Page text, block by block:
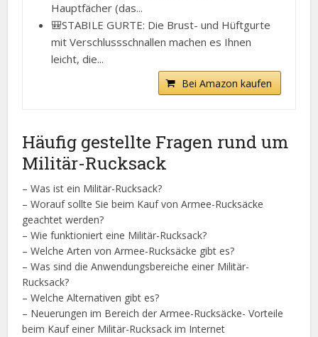
Hauptfächer (das...
🎒STABILE GURTE: Die Brust- und Hüftgurte
mit Verschlussschnallen machen es Ihnen
leicht, die...
Bei Amazon kaufen
Häufig gestellte Fragen rund um
Militär-Rucksack
– Was ist ein Militär-Rucksack?
– Worauf sollte Sie beim Kauf von Armee-Rucksäcke
geachtet werden?
– Wie funktioniert eine Militär-Rucksack?
– Welche Arten von Armee-Rucksäcke gibt es?
– Was sind die Anwendungsbereiche einer Militär-
Rucksack?
– Welche Alternativen gibt es?
– Neuerungen im Bereich der Armee-Rucksäcke- Vorteile
beim Kauf einer Militär-Rucksack im Internet